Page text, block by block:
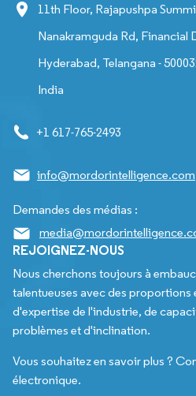
11th Floor, Rajapushpa
Nanakramguda Rd,
Hyderabad, Telangana -
India
+1 617-765-2493
info@mordorintelligence.com
Demandes des médias :
REJOIGNEZ-NOUS
Nous cherchons toujours à
talentueuses avec des proportions
d'expertise de l'industrie, de
problèmes et d'inclination.
Vous souhaitez en savoir plus ?
électronique.